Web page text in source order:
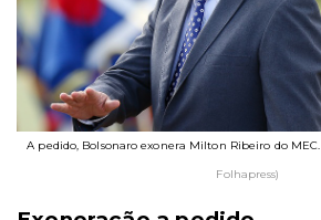
A pedido, Bolsonaro exonera Milton Ribeiro do MEC.
Folhapress)